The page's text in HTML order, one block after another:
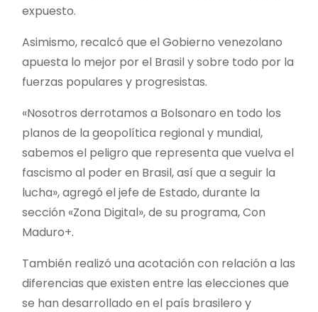
expuesto.
Asimismo, recalcó que el Gobierno venezolano
apuesta lo mejor por el Brasil y sobre todo por la
fuerzas populares y progresistas.
«Nosotros derrotamos a Bolsonaro en todo los
planos de la geopolítica regional y mundial,
sabemos el peligro que representa que vuelva el
fascismo al poder en Brasil, así que a seguir la
lucha», agregó el jefe de Estado, durante la
sección «Zona Digital», de su programa, Con
Maduro+.
También realizó una acotación con relación a las
diferencias que existen entre las elecciones que
se han desarrollado en el país brasilero y